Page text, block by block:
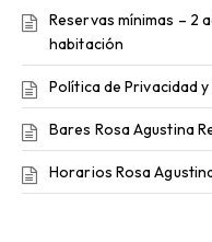
Reservas mínimas – 2
habitación
Política de Privacidad
Bares Rosa Agustina
Horarios Rosa